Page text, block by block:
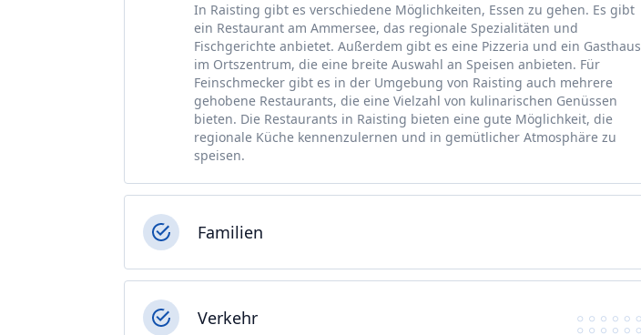
In Raisting gibt es verschiedene Möglichkeiten, Essen zu gehen. Es gibt
ein Restaurant am Ammersee, das regionale Spezialitäten und
Fischgerichte anbietet. Außerdem gibt es eine Pizzeria und ein Gasthaus
im Ortszentrum, die eine breite Auswahl an Speisen anbieten. Für
Feinschmecker gibt es in der Umgebung von Raisting auch mehrere
gehobene Restaurants, die eine Vielzahl von kulinarischen Genüssen
bieten. Die Restaurants in Raisting bieten eine gute Möglichkeit, die
regionale Küche kennenzulernen und in gemütlicher Atmosphäre zu
speisen.
Familien
Verkehr